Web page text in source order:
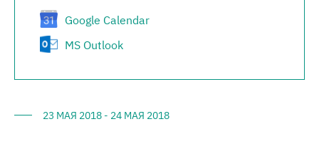
Google Calendar
MS Outlook
23 МАЯ 2018 - 24 МАЯ 2018